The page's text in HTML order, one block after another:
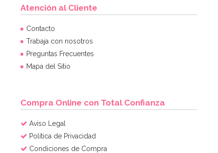
Atención al Cliente
Contacto
Trabaja con nosotros
Preguntas Frecuentes
Mapa del Sitio
Compra Online con Total Confianza
Aviso Legal
Política de Privacidad
Condiciones de Compra